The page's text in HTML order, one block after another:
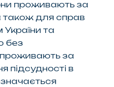
проживають за
також для справ
та
без
проживають за
підсудності в